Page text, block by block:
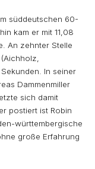
süddeutschen 60-
kam er mit 11,08
An zehnter Stelle
In seiner
Dammenmiller
sich damit
postiert ist Robin
württembergische
große Erfahrung